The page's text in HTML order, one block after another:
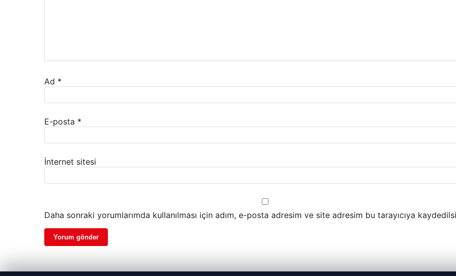
Ad *
E-posta *
İnternet sitesi
Daha sonraki yorumlarımda kullanılması için adım, e-posta adresim ve site adresim bu tarayıcıya